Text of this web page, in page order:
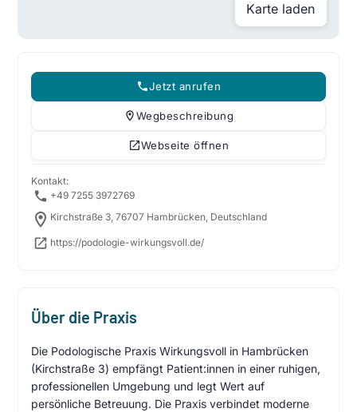
Karte laden
Jetzt anrufen
Wegbeschreibung
Webseite öffnen
Kontakt:
+49 7255 3972769
Kirchstraße 3, 76707 Hambrücken, Deutschland
https://podologie-wirkungsvoll.de/
Über die Praxis
Die Podologische Praxis Wirkungsvoll in Hambrücken
(Kirchstraße 3) empfängt Patient:innen in einer ruhigen,
professionellen Umgebung und legt Wert auf
persönliche Betreuung. Die Praxis verbindet moderne